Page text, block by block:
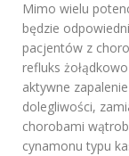
Mimo wielu
będzie
pacjentów z
refluks
aktywne
dolegliwości,
chorobami
cynamonu typu